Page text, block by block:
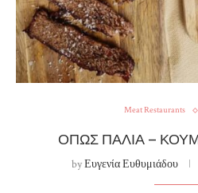
Meat Restaurants
ΌΠΩΣ ΠΑΛΙΆ –
byΕυγενία Ευθυμιάδου